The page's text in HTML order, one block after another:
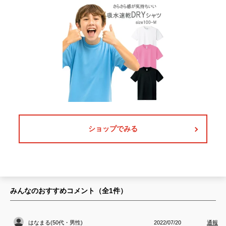
ショップでみる
みんなのおすすめコメント（全1件）
はなまる(50代・男性) 2022/07/20 通報